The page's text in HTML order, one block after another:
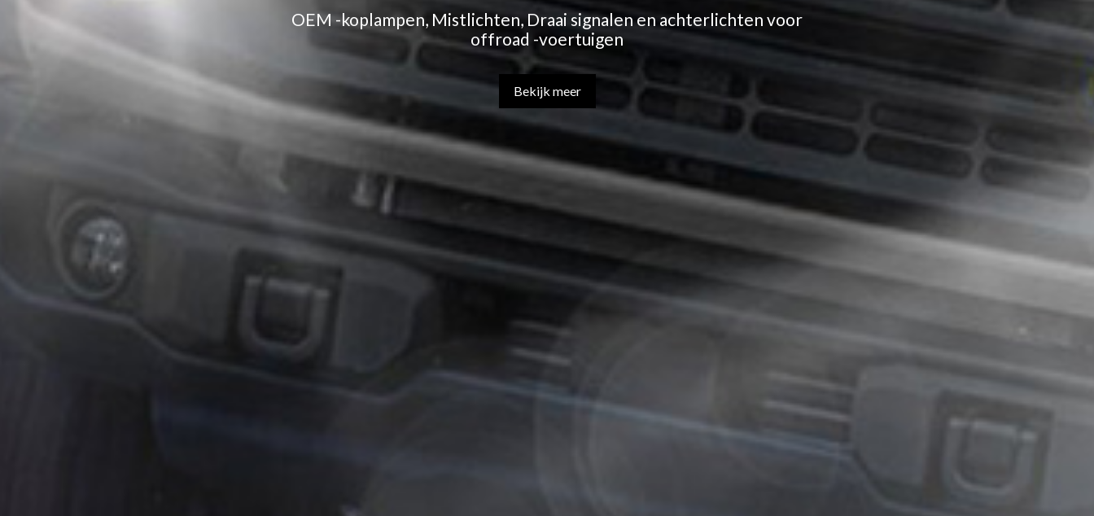
OEM -koplampen, Mistlichten, Draai signalen en achterlichten voor
offroad -voertuigen
Bekijk meer